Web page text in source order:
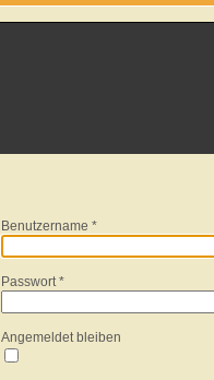
Benutzername *
Passwort*
Angemeldet bleiben